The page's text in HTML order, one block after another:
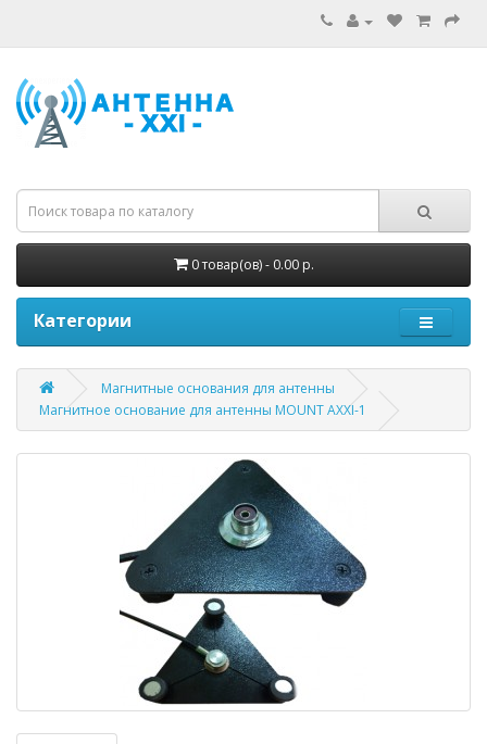
0 товар(ов) - 0.00 р.
Категории
Магнитные основания для антенны
Магнитное основание для антенны MOUNT AXXI-1